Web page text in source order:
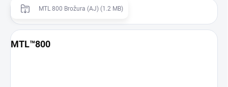
MTL 800 Brožura (AJ) (1.2 MB)
MTL™800